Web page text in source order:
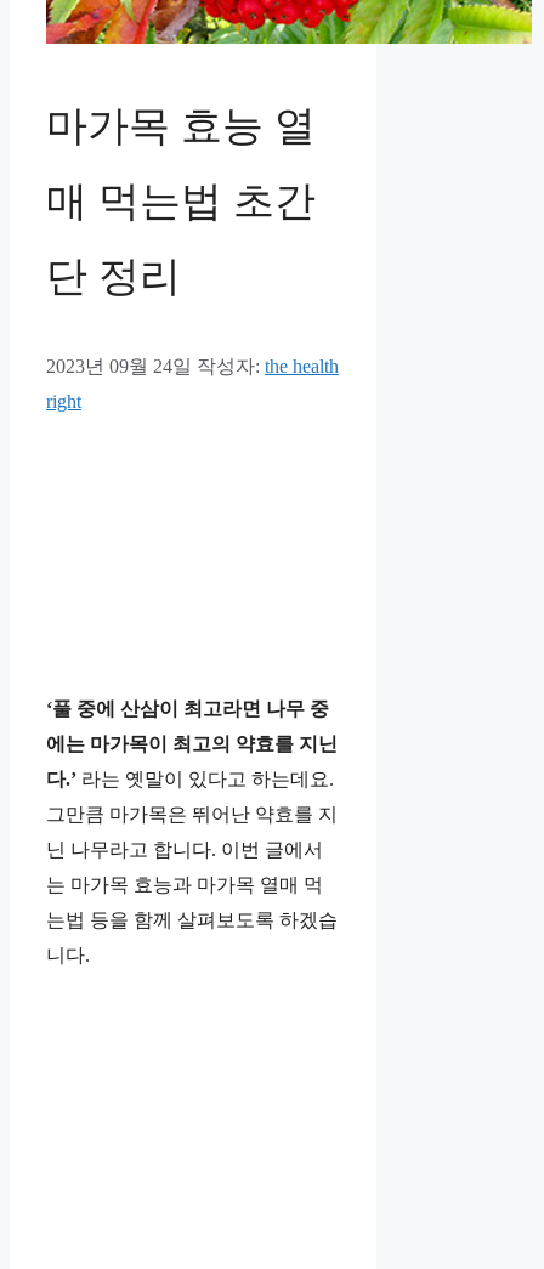
마가목 효능 열
매 먹는법 초간
단 정리
2023년 09월 24일 작성자: the health
right
‘풀 중에 산삼이 최고라면 나무 중
에는 마가목이 최고의 약효를 지닌
다.’ 라는 옛말이 있다고 하는데요.
그만큼 마가목은 뛰어난 약효를 지
닌 나무라고 합니다. 이번 글에서
는 마가목 효능과 마가목 열매 먹
는법 등을 함께 살펴보도록 하겠습
니다.